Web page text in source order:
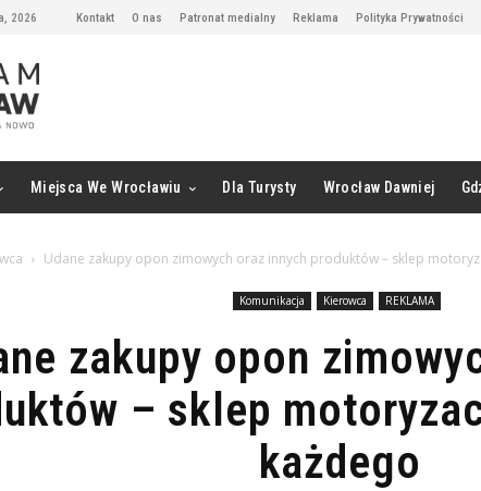
2026 Kontakt O nas Patronat medialny Reklama Polityka Prywatności
Miejsca We Wrocławiu Dla Turysty Wrocław Dawniej
Udane zakupy opon zimowych oraz innych produktów – sklep
Komunikacja Kierowca REKLAMA
zakupy opon
– sklep
każdego